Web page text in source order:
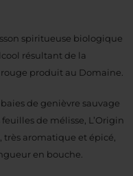
spiritueuse biologique
résultant de la
produit au Domaine.
de genièvre sauvage
de mélisse, L’Origin
très aromatique et épicé,
en bouche.